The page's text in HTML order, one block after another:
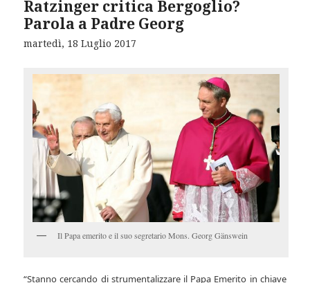
Ratzinger critica Bergoglio?
Parola a Padre Georg
martedì, 18 Luglio 2017
Il Papa emerito e il suo segretario Mons. Georg Gänswein
“Stanno cercando di strumentalizzare il Papa Emerito in chiave